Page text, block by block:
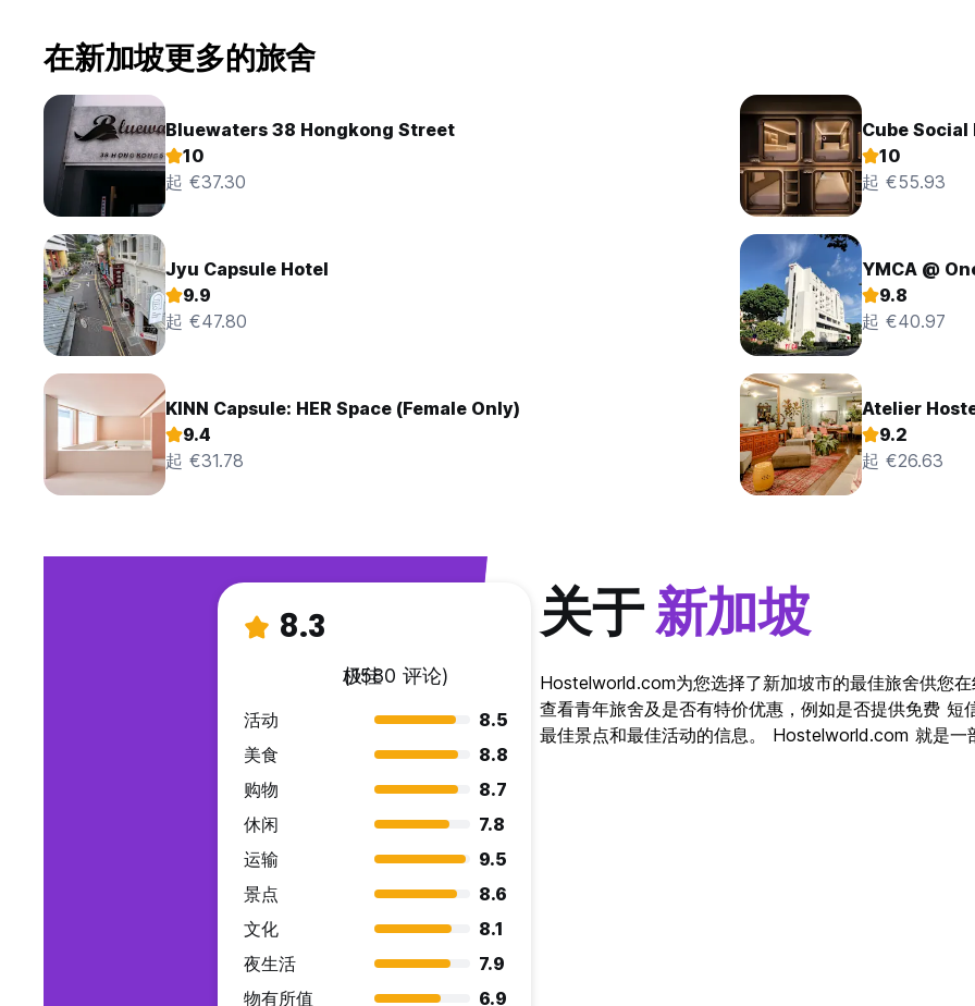
在新加坡更多的旅舍
Bluewaters 38 Hongkong Street
10
起 €37.30
Cube
10
起 €55.93
Jyu Capsule Hotel
9.9
起 €47.80
YMCA @
9.8
起 €40.97
KINN Capsule: HER Space (Female Only)
9.4
起 €31.78
Atelier
9.2
起 €26.63
8.3
极佳
(1580 评论)
活动
8.5
美食
8.8
购物
8.7
休闲
7.8
运输
9.5
景点
8.6
文化
8.1
夜生活
7.9
物有所值
6.9
关于新加坡
Hostelworld.com为您选择了新加坡市的最佳旅舍供您
查看青年旅舍及是否有特价优惠，例如是否提供免费
最佳景点和最佳活动的信息。 Hostelworld.com 就是一